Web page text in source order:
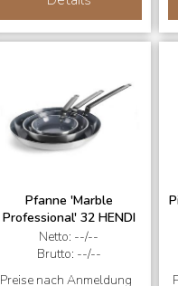
Pfanne 'Marble
Professional' 32 HENDI
Netto: --/--
Brutto: --/--
Preise nach Anmeldung